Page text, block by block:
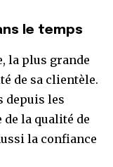
de contenu
la culture
anciens et
langues et aux
le temps
la plus grande
de sa clientèle.
depuis les
de la qualité de
la confiance